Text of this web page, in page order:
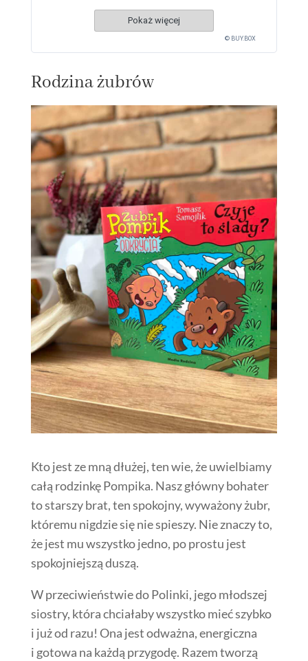
Pokaż więcej
© BUY.BOX
Rodzina żubrów
Kto jest ze mną dłużej, ten wie, że uwielbiamy
całą rodzinkę Pompika. Nasz główny bohater
to starszy brat, ten spokojny, wyważony żubr,
któremu nigdzie się nie spieszy. Nie znaczy to,
że jest mu wszystko jedno, po prostu jest
spokojniejszą duszą.
W przeciwieństwie do Polinki, jego młodszej
siostry, która chciałaby wszystko mieć szybko
i już od razu! Ona jest odważna, energiczna
i gotowa na każdą przygodę. Razem tworzą